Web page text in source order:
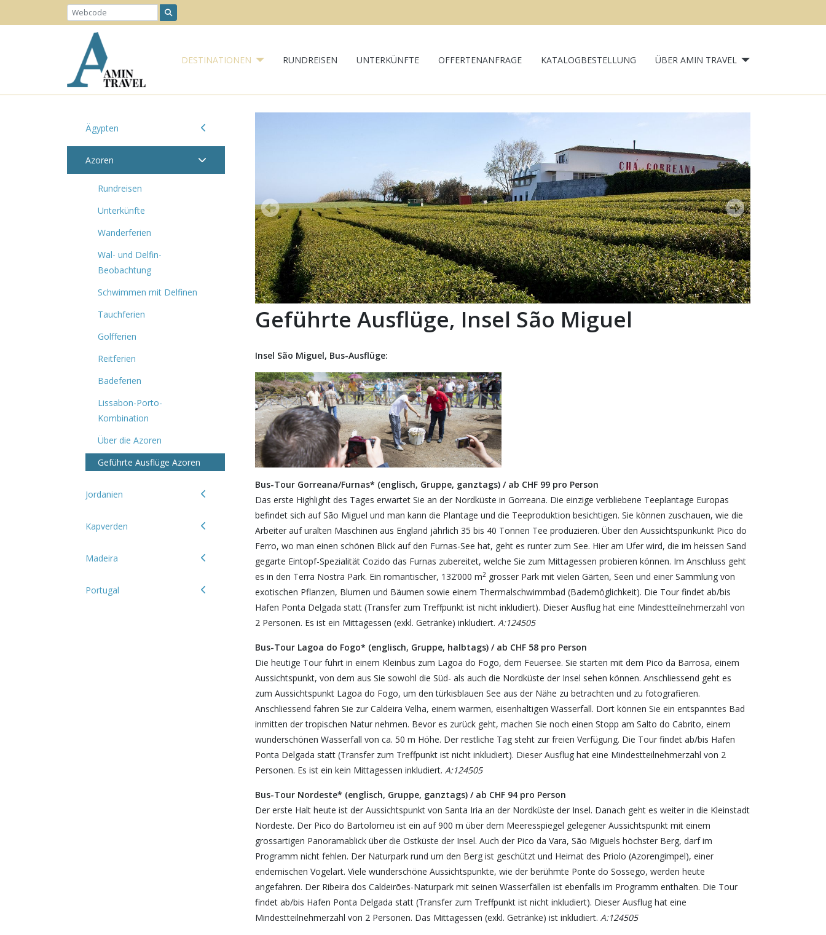
DESTINATIONEN RUNDREISEN UNTERKÜNFTE OFFERTENANFRAGE KATALOGBESTELLUNG ÜBER AMIN TRAVEL
Ägypten
Azoren
Rundreisen
Unterkünfte
Wanderferien
Wal- und Delfin-
Beobachtung
Schwimmen mit Delfinen
Tauchferien
Golfferien
Reitferien
Badeferien
Lissabon-Porto-
Kombination
Über die Azoren
Geführte Ausflüge Azoren
Jordanien
Kapverden
Madeira
Portugal
Geführte Ausflüge, Insel São Miguel
Insel São Miguel, Bus-Ausflüge:
Bus-Tour Gorreana/Furnas* (englisch, Gruppe, ganztags) / ab CHF 99 pro Person
Das erste Highlight des Tages erwartet Sie an der Nordküste in Gorreana. Die einzige verbliebene Teeplantage Europas
befindet sich auf São Miguel und man kann die Plantage und die Teeproduktion besichtigen. Sie können zuschauen, wie die
Arbeiter auf uralten Maschinen aus England jährlich 35 bis 40 Tonnen Tee produzieren. Über den Aussichtspunkunkt Pico do
Ferro, wo man einen schönen Blick auf den Furnas-See hat, geht es runter zum See. Hier am Ufer wird, die im heissen Sand
gegarte Eintopf-Spezialität Cozido das Furnas zubereitet, welche Sie zum Mittagessen probieren können. Im Anschluss geht
es in den Terra Nostra Park. Ein romantischer, 132‘000 m2 grosser Park mit vielen Gärten, Seen und einer Sammlung von
exotischen Pflanzen, Blumen und Bäumen sowie einem Thermalschwimmbad (Bademöglichkeit). Die Tour findet ab/bis
Hafen Ponta Delgada statt (Transfer zum Treffpunkt ist nicht inkludiert). Dieser Ausflug hat eine Mindestteilnehmerzahl von
2 Personen. Es ist ein Mittagessen (exkl. Getränke) inkludiert. A:124505
Bus-Tour Lagoa do Fogo* (englisch, Gruppe, halbtags) / ab CHF 58 pro Person
Die heutige Tour führt in einem Kleinbus zum Lagoa do Fogo, dem Feuersee. Sie starten mit dem Pico da Barrosa, einem
Aussichtspunkt, von dem aus Sie sowohl die Süd- als auch die Nordküste der Insel sehen können. Anschliessend geht es
zum Aussichtspunkt Lagoa do Fogo, um den türkisblauen See aus der Nähe zu betrachten und zu fotografieren.
Anschliessend fahren Sie zur Caldeira Velha, einem warmen, eisenhaltigen Wasserfall. Dort können Sie ein entspanntes Bad
inmitten der tropischen Natur nehmen. Bevor es zurück geht, machen Sie noch einen Stopp am Salto do Cabrito, einem
wunderschönen Wasserfall von ca. 50 m Höhe. Der restliche Tag steht zur freien Verfügung. Die Tour findet ab/bis Hafen
Ponta Delgada statt (Transfer zum Treffpunkt ist nicht inkludiert). Dieser Ausflug hat eine Mindestteilnehmerzahl von 2
Personen. Es ist ein kein Mittagessen inkludiert. A:124505
Bus-Tour Nordeste* (englisch, Gruppe, ganztags) / ab CHF 94 pro Person
Der erste Halt heute ist der Aussichtspunkt von Santa Iria an der Nordküste der Insel. Danach geht es weiter in die Kleinstadt
Nordeste. Der Pico do Bartolomeu ist ein auf 900 m über dem Meeresspiegel gelegener Aussichtspunkt mit einem
grossartigen Panoramablick über die Ostküste der Insel. Auch der Pico da Vara, São Miguels höchster Berg, darf im
Programm nicht fehlen. Der Naturpark rund um den Berg ist geschützt und Heimat des Priolo (Azorengimpel), einer
endemischen Vogelart. Viele wunderschöne Aussichtspunkte, wie der berühmte Ponte do Sossego, werden heute
angefahren. Der Ribeira dos Caldeirões-Naturpark mit seinen Wasserfällen ist ebenfalls im Programm enthalten. Die Tour
findet ab/bis Hafen Ponta Delgada statt (Transfer zum Treffpunkt ist nicht inkludiert). Dieser Ausflug hat eine
Mindestteilnehmerzahl von 2 Personen. Das Mittagessen (exkl. Getränke) ist inkludiert. A:124505